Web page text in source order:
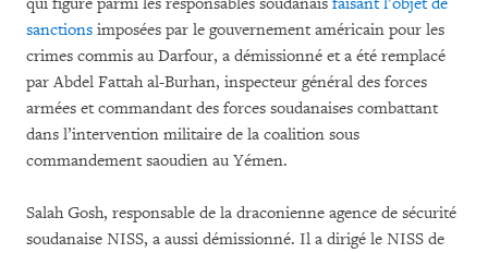
sanctions imposées par le gouvernement américain pour les
crimes commis au Darfour, a démissionné et a été remplacé
par Abdel Fattah al-Burhan, inspecteur général des forces
armées et commandant des forces soudanaises combattant
dans l’intervention militaire de la coalition sous
commandement saoudien au Yémen.
Salah Gosh, responsable de la draconienne agence de sécurité
soudanaise NISS, a aussi démissionné. Il a dirigé le NISS de